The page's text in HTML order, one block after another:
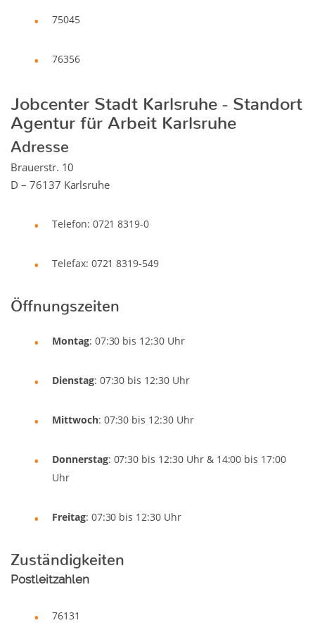
75045
76356
Jobcenter Stadt Karlsruhe - Standort
Agentur für Arbeit Karlsruhe
Adresse
Brauerstr. 10
D – 76137 Karlsruhe
Telefon: 0721 8319-0
Telefax: 0721 8319-549
Öffnungszeiten
Montag: 07:30 bis 12:30 Uhr
Dienstag: 07:30 bis 12:30 Uhr
Mittwoch: 07:30 bis 12:30 Uhr
Donnerstag: 07:30 bis 12:30 Uhr & 14:00 bis 17:00
Uhr
Freitag: 07:30 bis 12:30 Uhr
Zuständigkeiten
Postleitzahlen
76131